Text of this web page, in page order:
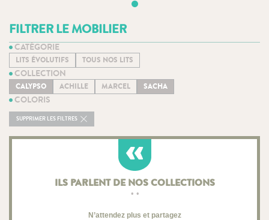
FILTRER LE MOBILIER
CATÉGORIE
LITS ÉVOLUTIFS TOUS NOS LITS
COLLECTION
CALYPSO ACHILLE MARCEL SACHA
COLORIS
SUPPRIMER LES FILTRES
ILS PARLENT DE NOS COLLECTIONS
• •
N’attendez plus et partagez